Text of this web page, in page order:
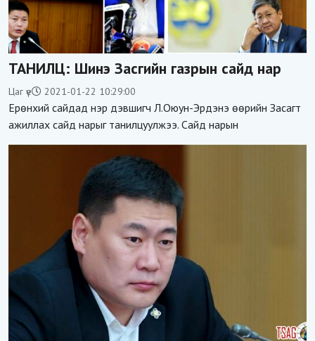
ТАНИЛЦ: Шинэ Засгийн газрын сайд нар
Цаг үе 2021-01-22 10:29:00
Ерөнхий сайдад нэр дэвшигч Л.Оюун-Эрдэнэ өөрийн Засагт
ажиллах сайд нарыг танилцуулжээ. Сайд нарын